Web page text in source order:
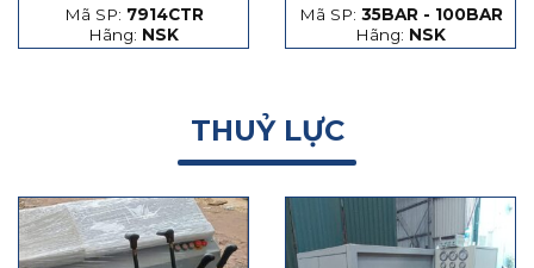
Mã SP: 7914CTR
Hãng: NSK
hạt thép và hạt gốm
Mã SP: 35BAR - 100BAR
Hãng: NSK
THUỶ LỰC